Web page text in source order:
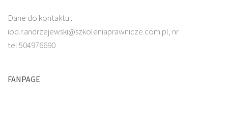
Dane do kontaktu :
iod.r.andrzejewski@szkoleniaprawnicze.com.pl, nr
tel:504976690
FANPAGE